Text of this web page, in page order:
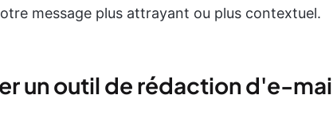
message plus attrayant ou plus contextuel.
un outil de rédaction d'e-